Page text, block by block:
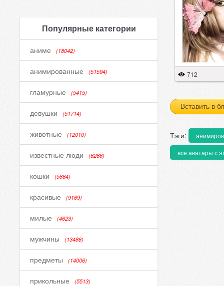
Популярные категории
аниме (18042)
анимированные (51594)
гламурные (5415)
девушки (51714)
животные (12010)
известные люди (6266)
кошки (5864)
красивые (9169)
милые (4623)
мужчины (13486)
предметы (14006)
прикольные (5513)
712
Вставить в
Тэги:
все аватары с